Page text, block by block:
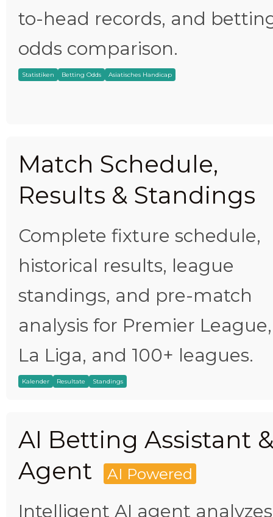
to-head records, and
odds comparison.
Statistiken Betting Odds Asiatisches Handicap
Match Schedule,
Results & Standings
Complete fixture schedule,
historical results, league
standings, and pre-match
analysis for Premier League,
La Liga, and 100+ leagues.
Kalender Resultate Standings
AI Betting Assistant
Agent
AI Powered
Intelligent AI agent analyzes